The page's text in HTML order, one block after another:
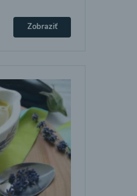
Zobraziť